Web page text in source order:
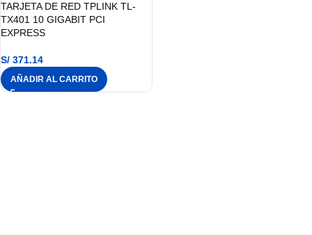
TARJETA DE RED TPLINK TL-
TX401 10 GIGABIT PCI
EXPRESS
S/ 371.14
AÑADIR AL CARRITO